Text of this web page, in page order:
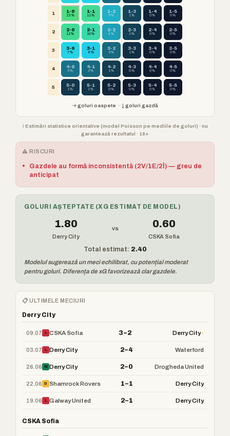
1 1-0
12%
1-1
11%
1-2
5%
1-3
1%
1-4
0%
1-5
0%
2 2-0
11%
2-1
10%
2-2
4%
2-3
1%
2-4
0%
2-5
0%
3 3-0
7%
3-1
6%
3-2
3%
3-3
1%
3-4
0%
3-5
0%
4 4-0
3%
4-1
3%
4-2
1%
4-3
0%
4-4
0%
4-5
0%
5 5-0
1%
5-1
1%
5-2
0%
5-3
0%
5-4
0%
5-5
0%
→ goluri oaspete · ↓ goluri gazdă
ℹ️ Estimări statistice orientative (model Poisson pe mediile de goluri) · nu
garantează rezultatul · 18+
⚠️ RISCURI
•
Gazdele au formă inconsistentă (2V/1E/2Î) — greu de
anticipat
GOLURI AȘTEPTATE (XG ESTIMAT DE MODEL)
1.80
Derry City
vs 0.60
CSKA Sofia
Total estimat: 2.40
Modelul sugerează un meci echilibrat, cu potențial moderat
pentru goluri. Diferența de xG favorizează clar gazdele.
📋 ULTIMELE MECIURI
Derry City
09.07 L CSKA Sofia 3–2 Derry City›
03.07 L Derry City 2–4 Waterford
26.06 W Derry City 2–0 Drogheda United
22.06 D Shamrock Rovers 1–1 Derry City
19.06 L Galway United 2–1 Derry City
CSKA Sofia